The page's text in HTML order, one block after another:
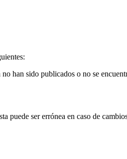
han sido publicados o no se
puede ser errónea en caso de